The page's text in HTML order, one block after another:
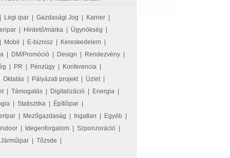
Légi ipar Gazdasági Jog Karrier
Hirdető/márka Ügynökség
Mobil E-biznisz Kereskedelem
DM/Promóció Design Rendezvény
PR Pénzügy Konferencia
Oktatás Pályázati projekt| Üzlet|
| Támogatás Digitalizáció Energia
Statisztika Építőipar
Mezőgazdaság Ingatlan Egyéb
Idegenforgalom Szponzoráció
Járműipar Tőzsde